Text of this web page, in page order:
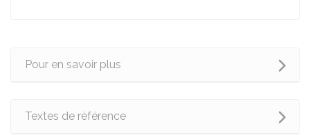
Pour en savoir plus
Textes de référence